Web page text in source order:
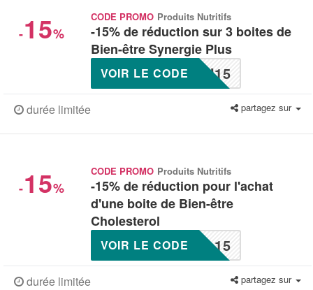
-15%
CODE PROMO Produits Nutritifs
-15% de réduction sur 3 boites de
Bien-être Synergie Plus
N15
VOIR LE CODE
durée limitée partagez sur
-15%
CODE PROMO Produits Nutritifs
-15% de réduction pour l'achat
d'une boite de Bien-être
Cholesterol
L15
VOIR LE CODE
durée limitée partagez sur